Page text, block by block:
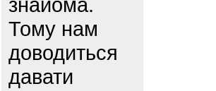
Тому нам
доводиться
давати